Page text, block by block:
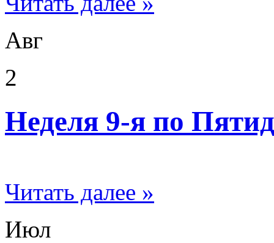
Авг
2
Неделя 9-я по
Читать далее »
Июл